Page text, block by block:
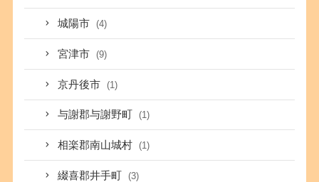
城陽市 (4)
宮津市 (9)
京丹後市 (1)
与謝郡与謝野町 (1)
相楽郡南山城村 (1)
綴喜郡井手町 (3)